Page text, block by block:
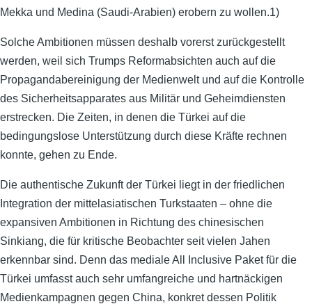
Mekka und Medina (Saudi-Arabien) erobern zu wollen.1)
Solche Ambitionen müssen deshalb vorerst zurückgestellt
werden, weil sich Trumps Reformabsichten auch auf die
Propagandabereinigung der Medienwelt und auf die Kontrolle
des Sicherheitsapparates aus Militär und Geheimdiensten
erstrecken. Die Zeiten, in denen die Türkei auf die
bedingungslose Unterstützung durch diese Kräfte rechnen
konnte, gehen zu Ende.
Die authentische Zukunft der Türkei liegt in der friedlichen
Integration der mittelasiatischen Turkstaaten – ohne die
expansiven Ambitionen in Richtung des chinesischen
Sinkiang, die für kritische Beobachter seit vielen Jahen
erkennbar sind. Denn das mediale All Inclusive Paket für die
Türkei umfasst auch sehr umfangreiche und hartnäckigen
Medienkampagnen gegen China, konkret dessen Politik